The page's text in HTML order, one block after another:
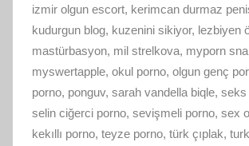
izmir olgun escort, kerimcan durmaz
kudurgun blog, kuzenini sikiyor, lezbiyen
mastürbasyon, mil strelkova, myporn
myswertapple, okul porno, olgun genç
porno, ponguv, sarah vandella biqle, seks
selin ciğerci porno, sevişmeli porno, sex
kekıllı porno, teyze porno, türk çıplak,